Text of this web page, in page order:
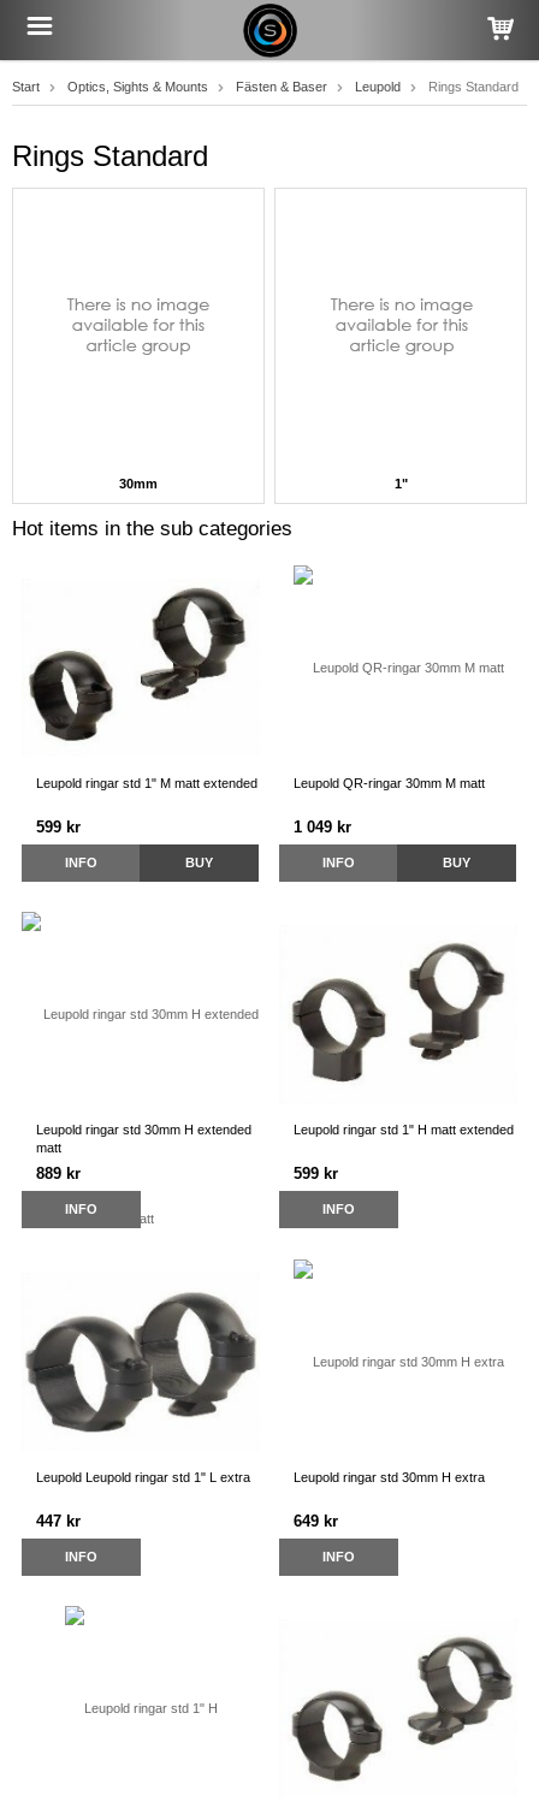
Start Optics, Sights & Mounts Fästen & Baser Leupold Rings Standard
Rings Standard
30mm 1"
Hot items in the sub categories
Leupold ringar std 1" M matt extended
599 kr
INFO BUY
Leupold QR-ringar 30mm M matt
1 049 kr
INFO BUY
Leupold ringar std 30mm H extended
matt
889 kr
INFO
Leupold ringar std 1" H matt extended
599 kr
INFO
Leupold Leupold ringar std 1" L extra
447 kr
INFO
Leupold ringar std 30mm H extra
649 kr
INFO